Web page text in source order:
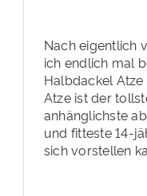
Nach eigentlich
ich endlich mal
Halbdackel
Atze ist der
anhänglichste
und fitteste 14-
sich vorstellen